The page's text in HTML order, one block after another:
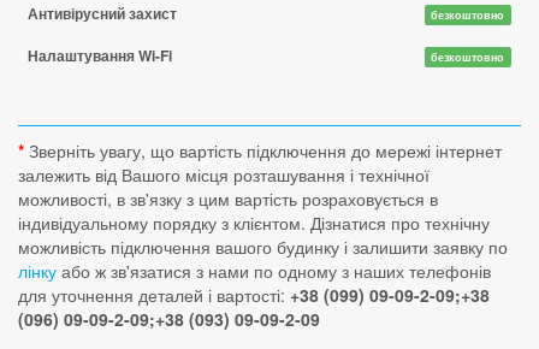
Антивірусний захист безкоштовно
Налаштування Wi-Fi безкоштовно
* Зверніть увагу, що вартість підключення до мережі інтернет
залежить від Вашого місця розташування і технічної
можливості, в зв'язку з цим вартість розраховується в
індивідуальному порядку з клієнтом. Дізнатися про технічну
можливість підключення вашого будинку і залишити заявку по
лінку або ж зв'язатися з нами по одному з наших телефонів
для уточнення деталей і вартості: +38 (099) 09-09-2-09;+38
(096) 09-09-2-09;+38 (093) 09-09-2-09